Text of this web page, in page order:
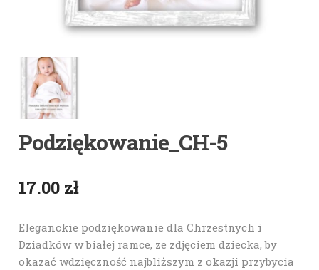
Podziękowanie_CH-5
17.00 zł
Eleganckie podziękowanie dla Chrzestnych i
Dziadków w białej ramce, ze zdjęciem dziecka, by
okazać wdzięczność najbliższym z okazji przybycia